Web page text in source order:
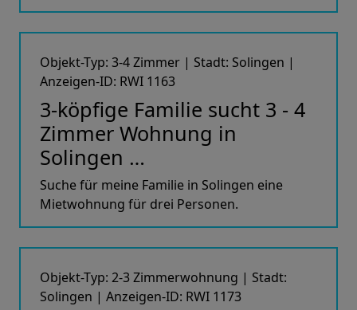
Objekt-Typ: 3-4 Zimmer | Stadt: Solingen |
Anzeigen-ID: RWI 1163
3-köpfige Familie sucht 3 - 4
Zimmer Wohnung in
Solingen …
Suche für meine Familie in Solingen eine
Mietwohnung für drei Personen.
Objekt-Typ: 2-3 Zimmerwohnung | Stadt:
Solingen | Anzeigen-ID: RWI 1173